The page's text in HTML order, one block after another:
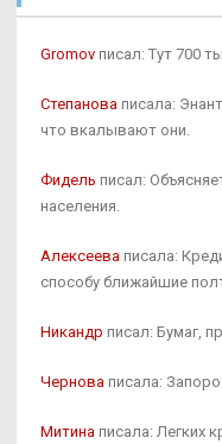
Gromov писал: Тут 700
Степанова писала:
что вкалывают они.
Фидель писал:
населения.
Алексеева писала:
способу ближайшие
Никандр писал: Бумаг,
Чернова писала:
Митина писала: Легких